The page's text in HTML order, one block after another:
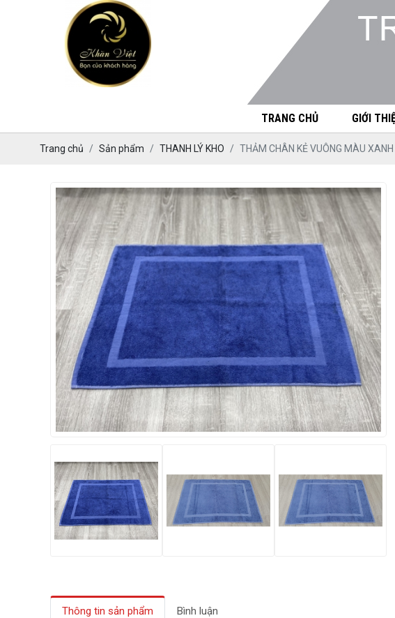
TRANG CHỦ GIỚI
Trang chủ Sản phẩm THANH LÝ KHO THẢM CHÂN KẺ VUÔNG MÀU
Thông tin sản phẩm Bình luận